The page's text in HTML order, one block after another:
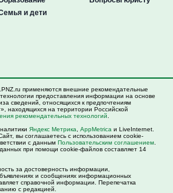
и дети
применяются внешние рекомендательные
предоставления информации на основе
сведений, относящихся к предпочтениям
находящихся на территории Российской
рекомендательных технологий
Яндекс Метрика AppMetrica и LiveInternet.
вы соглашаетесь с использованием cookie-
с данным Пользовательским соглашением
при помощи cookie-файлов составляет 14
за достоверность информации,
и сообщениях информационных
справочной информации. Перепечатка
с редакцией.